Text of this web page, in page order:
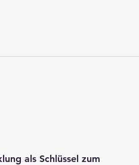
als Schlüssel zum